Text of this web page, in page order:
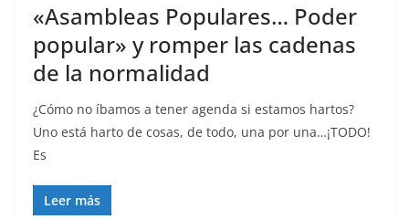
«Asambleas Populares… Poder
popular» y romper las cadenas
de la normalidad
¿Cómo no íbamos a tener agenda si estamos hartos?
Uno está harto de cosas, de todo, una por una…¡TODO!
Es
Leer más